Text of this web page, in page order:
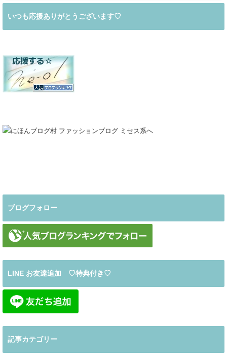
いつも応援ありがとうございます♡
ブログフォロー
LINE お友達追加 ♡特典付き♡
記事カテゴリー